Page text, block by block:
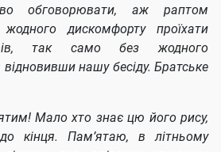
обговорювати, аж раптом
дискомфорту проїхати
так само без жодного
нашу бесіду. Братське
Мало хто знає цю його рису,
кінця. Пам’ятаю, в літньому